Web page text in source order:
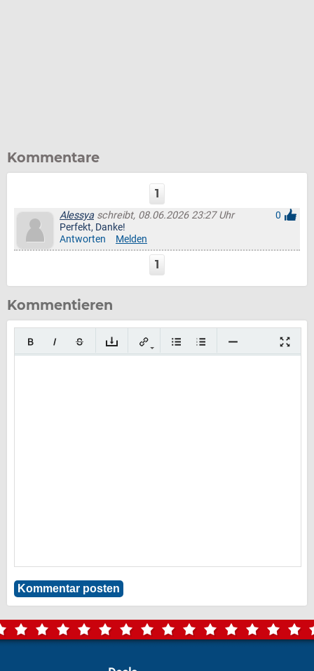
Kommentare
1
Alessya schreibt, 08.06.2026 23:27 Uhr
0
Perfekt, Danke!
Antworten
Melden
1
Kommentieren